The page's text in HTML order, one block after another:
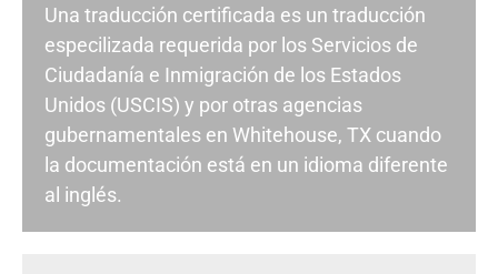
Una traducción certificada es un traducción
especilizada requerida por los Servicios de
Ciudadanía e Inmigración de los Estados
Unidos (USCIS) y por otras agencias
gubernamentales en Whitehouse, TX cuando
la documentación está en un idioma diferente
al inglés.